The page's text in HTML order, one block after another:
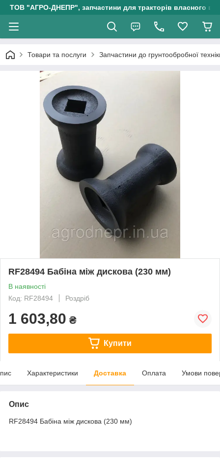
ТОВ "АГРО-ДНЕПР", запчастини для тракторів власного
Товари та послуги Запчастини до грунтообробної
RF28494 Бабіна між дискова (230 мм)
В наявності
Код: RF28494
Роздріб
1 603,80 ₴
Купити
Характеристики Доставка Оплата Умови
Опис
RF28494 Бабіна між дискова (230 мм)